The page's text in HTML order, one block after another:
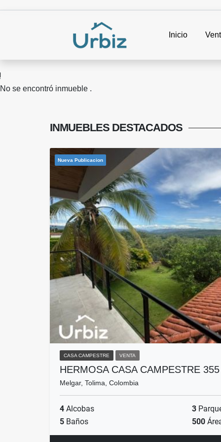
Inicio
No se encontró inmueble .
INMUEBLES DESTACADOS
Nueva Publicacion
CASA CAMPESTRE VENTA
HERMOSA CASA CAMPESTRE
Melgar, Tolima, Colombia
4 Alcobas 3
5 Baños 500